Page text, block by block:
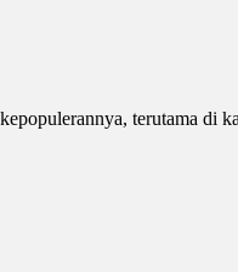
terutama di